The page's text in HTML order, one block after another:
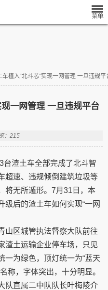
车植入“北斗芯”实现一网管理 一旦违规
一网管理 一旦违规平台
：215
台渣土车全部完成了北斗智
超速、违规倾倒建筑垃圾等
将无所遁形。7月31日，本
级后的渣土车如何实现“一网
山区城管执法督察大队前往
渣土运输企业停车场，只见
一为绿色，顶灯统一为“蓝天
称，字体突出，十分明显。
队直属二中队队长叶梅陵介